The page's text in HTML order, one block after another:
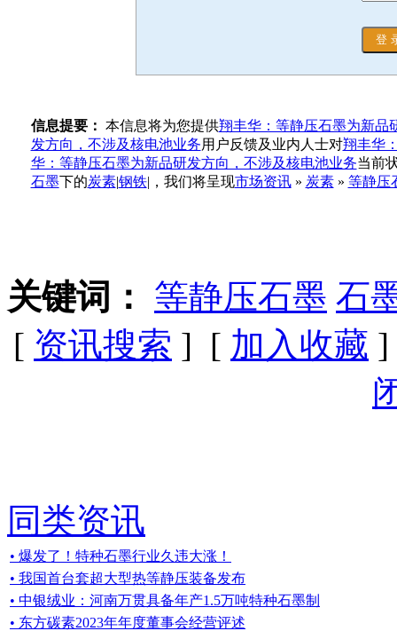
信息提要： 本信息将为您提供翔丰华：等静压石墨为新品
发方向，不涉及核电池业务用户反馈及业内人士对翔丰华
华：等静压石墨为新品研发方向，不涉及核电池业务当前
石墨下的炭素|钢铁|，我们将呈现市场资讯» 炭素» 等静压
关键词： 等静压石墨 石
[ 资讯搜索 ] [ 加入收藏
同类资讯
• 爆发了！特种石墨行业久违大涨！
• 我国首台套超大型热等静压装备发布
• 中银绒业：河南万贯具备年产1.5万吨特种石墨制
• 东方碳素2023年年度董事会经营评述